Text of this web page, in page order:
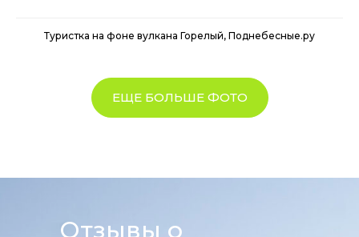
Туристка на фоне вулкана Горелый, Поднебесные.ру
ЕЩЕ БОЛЬШЕ ФОТО
Отзывы о